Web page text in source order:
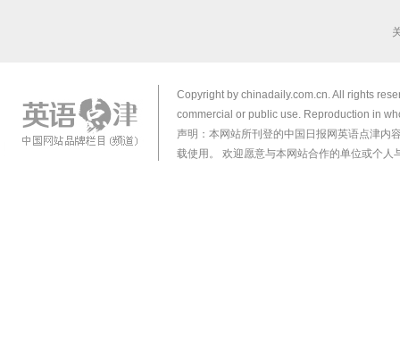
Copyright by chinadaily.com.cn. All rights
commercial or public use. Reproduction in
声明：本网站所刊登的中国日报网英语点津内
载使用。 欢迎愿意与本网站合作的单位或个人